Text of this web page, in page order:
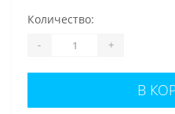
Количество:
- +
В